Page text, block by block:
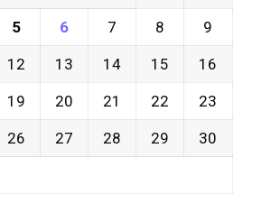
5 6 7 8 9
12 13 14 15 16
19 20 21 22 23
26 27 28 29 30